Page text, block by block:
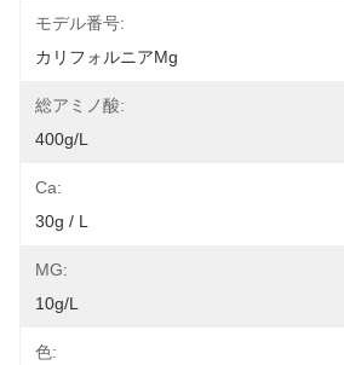
モデル番号:
カリフォルニアMg
総アミノ酸:
400g/L
Ca:
30g / L
MG:
10g/L
色: